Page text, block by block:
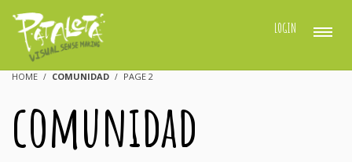
LOGIN
HOME COMUNIDAD PAGE 2
comunidad